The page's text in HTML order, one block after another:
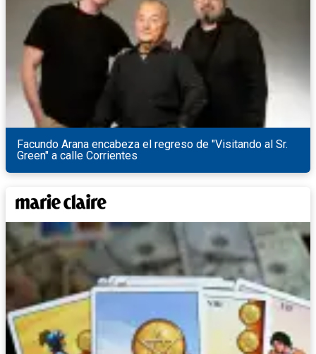
Facundo Arana encabeza el regreso de "Visitando al Sr.
Green" a calle Corrientes